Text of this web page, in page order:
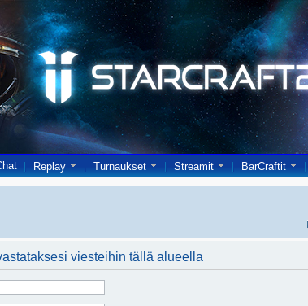
Replay Turnaukset Streamit BarCraftit
viesteihin tällä alueella